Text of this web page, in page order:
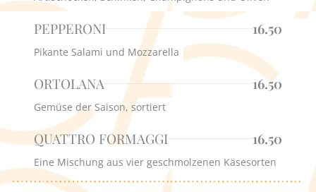
PEPPERONI 16.50
Pikante Salami und Mozzarella
ORTOLANA 16.50
Gemüse der Saison, sortiert
QUATTRO FORMAGGI 16.50
Eine Mischung aus vier geschmolzenen Käsesorten